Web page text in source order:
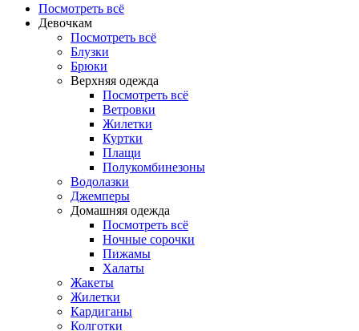
Посмотреть всё
Девочкам
Посмотреть всё
Блузки
Брюки
Верхняя одежда
Посмотреть всё
Ветровки
Жилетки
Куртки
Плащи
Полукомбинезоны
Водолазки
Джемперы
Домашняя одежда
Посмотреть всё
Ночные сорочки
Пижамы
Халаты
Жакеты
Жилетки
Кардиганы
Колготки